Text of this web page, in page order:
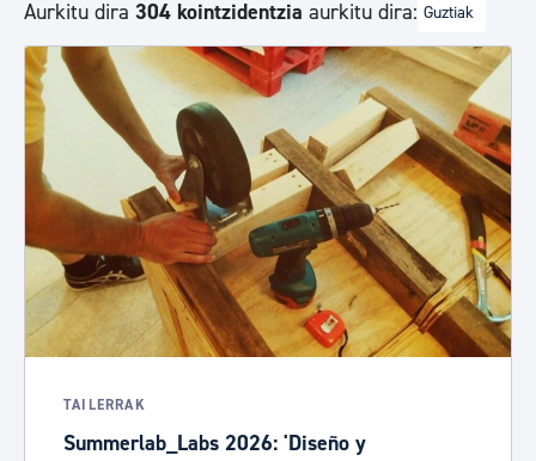
Aurkitu dira 304 kointzidentzia aurkitu dira: Guztiak
TAILERRAK
Summerlab_Labs 2026: 'Diseño y